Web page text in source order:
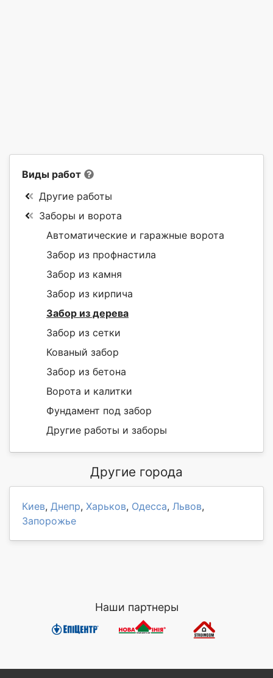
Виды работ
Другие работы
Заборы и ворота
Автоматические и гаражные ворота
Забор из профнастила
Забор из камня
Забор из кирпича
Забор из дерева
Забор из сетки
Кованый забор
Забор из бетона
Ворота и калитки
Фундамент под забор
Другие работы и заборы
Другие города
Киев, Днепр, Харьков, Одесса, Львов,
Запорожье
Наши партнеры